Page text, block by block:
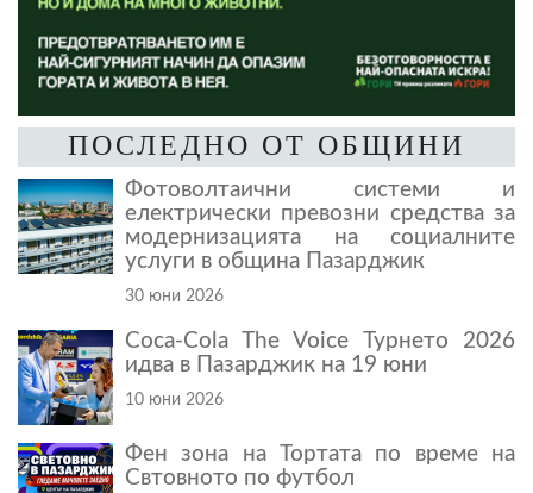
ПОСЛЕДНО ОТ ОБЩИНИ
Фотоволтаични системи и
електрически превозни средства за
модернизацията на социалните
услуги в община Пазарджик
30 юни 2026
Coca-Cola The Voice Турнето 2026
идва в Пазарджик на 19 юни
10 юни 2026
Фен зона на Тортата по време на
Свтовното по футбол